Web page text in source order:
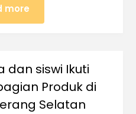
more
dan siswi Ikuti
Produk di
Selatan